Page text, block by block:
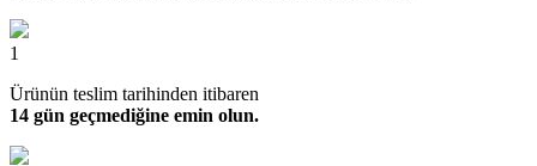
1
Ürünün teslim tarihinden itibaren
14 gün geçmediğine emin olun.